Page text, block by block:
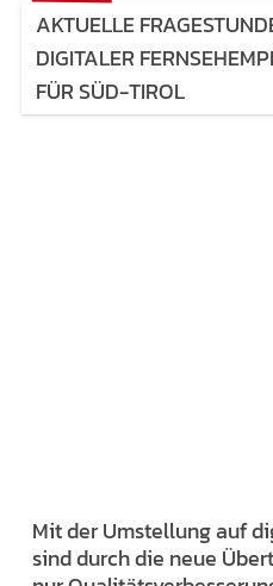
AKTUELLE
DIGITALER
FÜR SÜD-TIROL
Mit der Umstellung auf
sind durch die neue